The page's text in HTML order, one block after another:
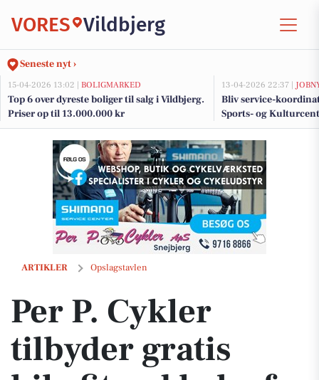
VORES Vildbjerg
Seneste nyt ›
15-04-2026 13:02 | BOLIGMARKED
Top 6 over dyreste boliger til salg i Vildbjerg.
Priser op til 13.000.000 kr
13-04-2026 22:37 |
Bliv service-
Sports- og
daglig service og
ARTIKLER Opslagstavlen
Per P. Cykler tilbyder gratis bikefit ved køb af racercykel
Per P. Cykler
tilbyder gratis